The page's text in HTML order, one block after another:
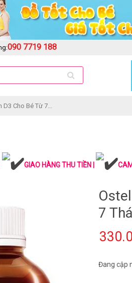
090 7719 188
D3 Cho Bé Từ 7...
GIAO HÀNG THU TIỀN |
7
Đang cập